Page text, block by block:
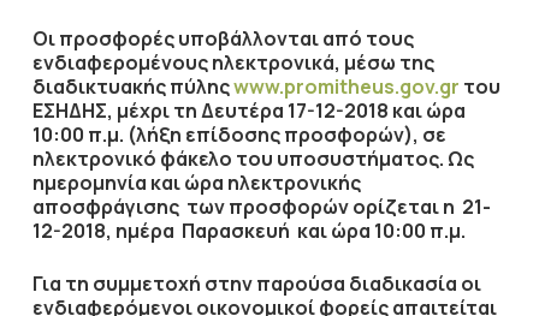
Οι προσφορές υποβάλλονται από τους
ενδιαφερομένους ηλεκτρονικά, μέσω της
διαδικτυακής πύληςwww.promitheus.gov.gr του
ΕΣΗΔΗΣ, μέχρι τη Δευτέρα 17-12-2018 και ώρα
10:00 π.μ. (λήξη επίδοσης προσφορών), σε
ηλεκτρονικό φάκελο του υποσυστήματος. Ως
ημερομηνία και ώρα ηλεκτρονικής
αποσφράγισης των προσφορών ορίζεται η 21-
12-2018, ημέρα Παρασκευή και ώρα 10:00 π.μ.
Για τη συμμετοχή στην παρούσα διαδικασία οι
ενδιαφερόμενοι οικονομικοί φορείς απαιτείται